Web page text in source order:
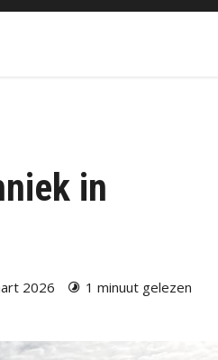
in
2026
1 minuut gelezen